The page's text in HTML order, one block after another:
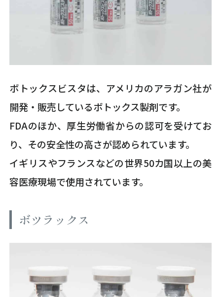
ボトックスビスタは、アメリカのアラガン社が
開発・販売しているボトックス製剤です。
FDAのほか、厚生労働省からの認可を受けてお
り、その安全性の高さが認められています。
イギリスやフランスなどの世界50カ国以上の美
容医療現場で使用されています。
ボツラックス